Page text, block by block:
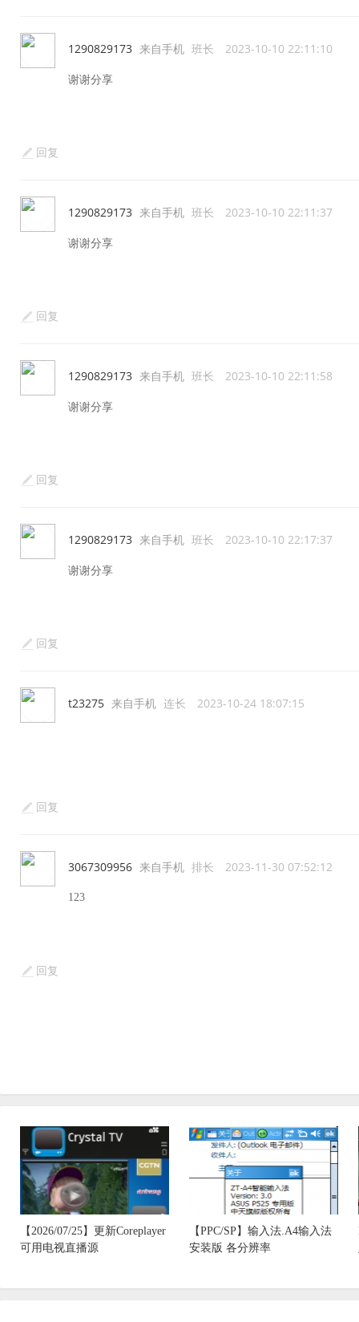
1290829173 来自手机 班长 2023-10-10 22:11:10
谢谢分享
回复
1290829173 来自手机 班长 2023-10-10 22:11:37
谢谢分享
回复
1290829173 来自手机 班长 2023-10-10 22:11:58
谢谢分享
回复
1290829173 来自手机 班长 2023-10-10 22:17:37
谢谢分享
回复
t23275 来自手机 连长 2023-10-24 18:07:15
回复
3067309956 来自手机 排长 2023-11-30 07:52:12
123
回复
【2026/07/25】更新Coreplayer
可用电视直播源
【PPC/SP】输入法.A4输入法
安装版 各分辨率